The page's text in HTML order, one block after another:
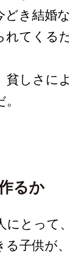
き結婚
れてくる
貧しさに
るか
にとって
子供が